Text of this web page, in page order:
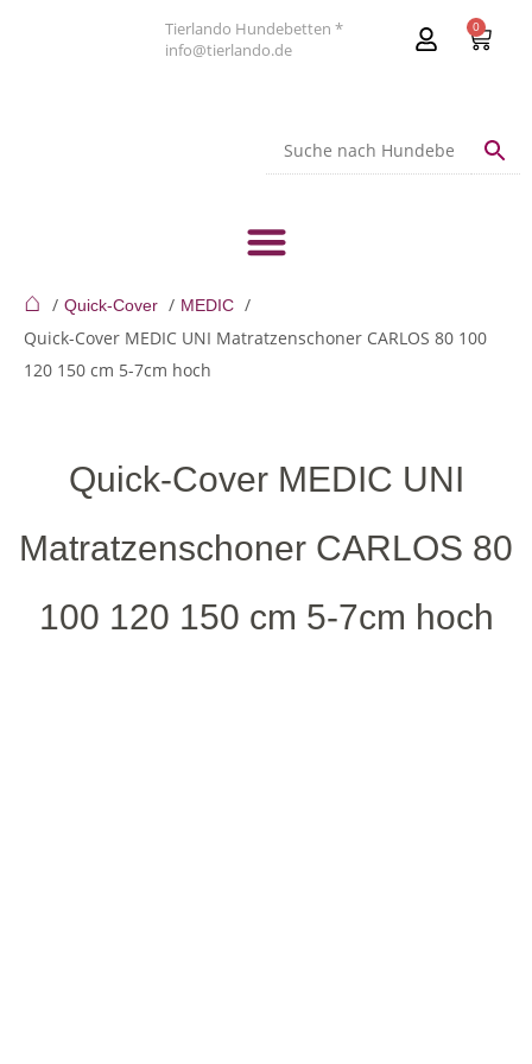
Tierlando Hundebetten *
info@tierlando.de
0
⌂ Quick-Cover MEDIC
Quick-Cover MEDIC UNI Matratzenschoner CARLOS 80 100
120 150 cm 5-7cm hoch
Quick-Cover MEDIC UNI
Matratzenschoner CARLOS 80
100 120 150 cm 5-7cm hoch